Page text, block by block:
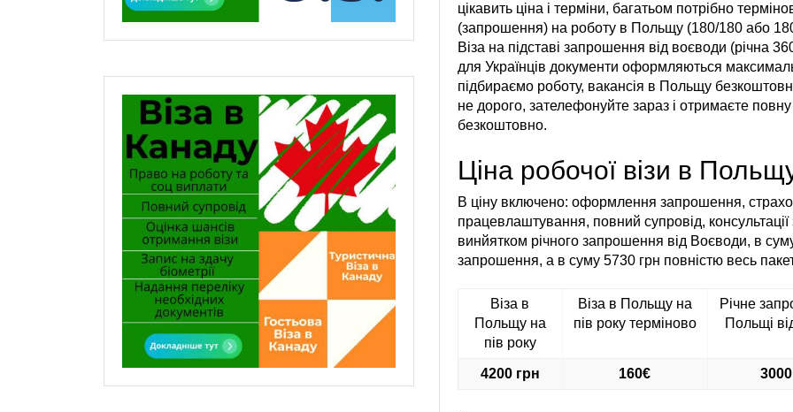
цікавить ціна і терміни, багатьом потрібно
(запрошення) на роботу в Польщу (180/180 або
Віза на підставі запрошення від воєводи (річна
для Українців документи оформляються
підбираємо роботу, вакансія в Польщу
не дорого, зателефонуйте зараз і отримаєте повну
безкоштовно.
Ціна робочої візи в
В ціну включено: оформлення запрошення,
працевлаштування, повний супровід,
винйятком річного запрошення від Воєводи, в
запрошення, а в суму 5730 грн повністю весь
Віза в
Польщу на
пів року
Віза в Польщу на
пів року терміново
Річне
Польщі
4200 грн 160€